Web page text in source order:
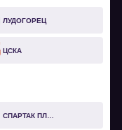
ЛУДОГОРЕЦ
ЦСКА
СПАРТАК ПЛЕВЕН